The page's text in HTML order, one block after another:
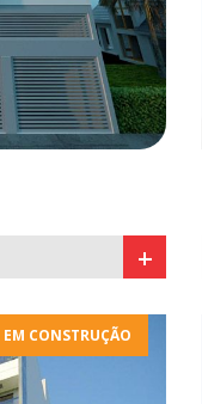
+
EM CONSTRUÇÃO